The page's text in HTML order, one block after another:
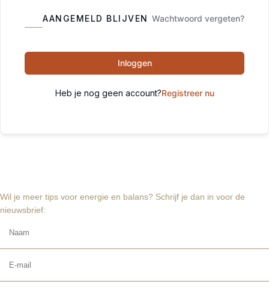
AANGEMELD BLIJVEN Wachtwoord vergeten?
Inloggen
Heb je nog geen account?Registreer nu
Wil je meer tips voor energie en balans? Schrijf je dan in voor de
nieuwsbrief: